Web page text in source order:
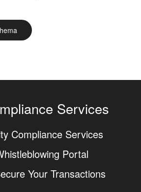
Services
Compliance Services
Portal
Your Transactions